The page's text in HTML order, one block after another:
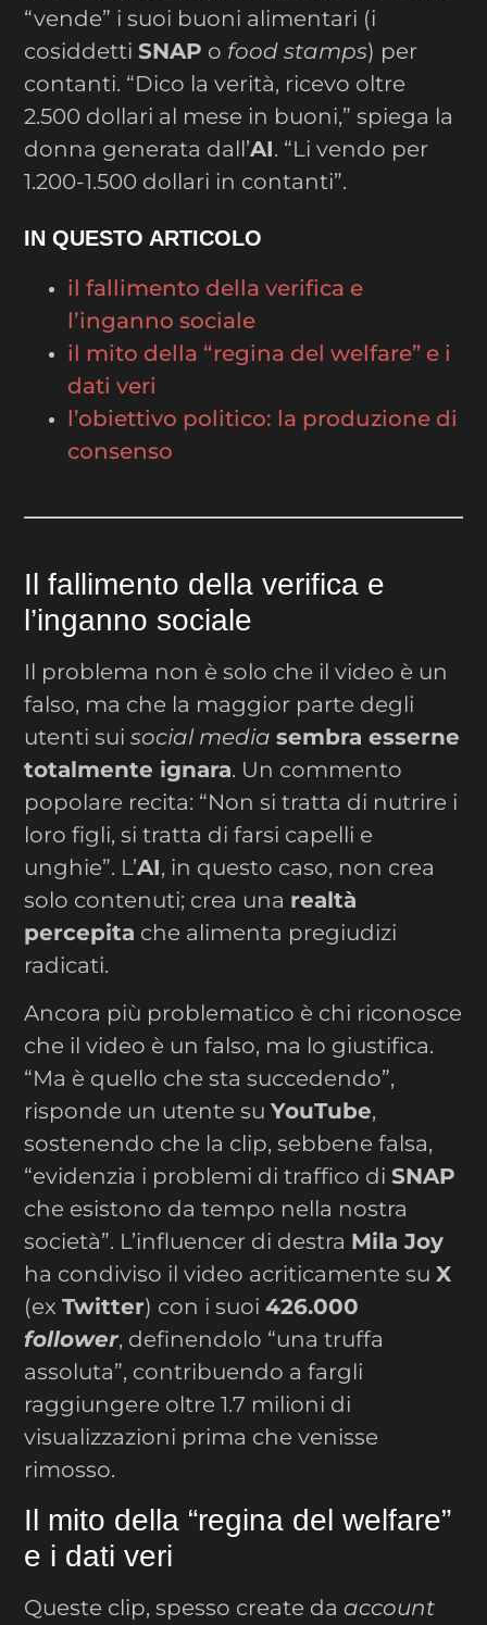
“vende” i suoi buoni alimentari (i
cosiddettiSNAP o food stamps) per
contanti. “Dico la verità, ricevo oltre
2.500 dollari al mese in buoni,” spiega la
donna generata dall’AI. “Li vendo per
1.200-1.500 dollari in contanti”.
IN QUESTO ARTICOLO
il fallimento della verifica e
l’inganno sociale
il mito della “regina del welfare” e i
dati veri
l’obiettivo politico: la produzione di
consenso
Il fallimento della verifica e
l’inganno sociale
Il problema non è solo che il video è un
falso, ma che la maggior parte degli
utenti suisocial media sembra esserne
totalmente ignara. Un commento
popolare recita: “Non si tratta di nutrire i
loro figli, si tratta di farsi capelli e
unghie”. L’AI, in questo caso, non crea
solo contenuti; crea una realtà
percepita che alimenta pregiudizi
radicati.
Ancora più problematico è chi riconosce
che il video è un falso, ma lo giustifica.
“Ma è quello che sta succedendo”,
risponde un utente suYouTube,
sostenendo che la clip, sebbene falsa,
“evidenzia i problemi di traffico diSNAP
che esistono da tempo nella nostra
società”. L’influencer di destra Mila Joy
ha condiviso il video acriticamente suX
(exTwitter) con i suoi426.000
follower, definendolo “una truffa
assoluta”, contribuendo a fargli
raggiungere oltre 1.7 milioni di
visualizzazioni prima che venisse
rimosso.
Il mito della “regina del welfare”
e i dati veri
Queste clip, spesso create daaccount